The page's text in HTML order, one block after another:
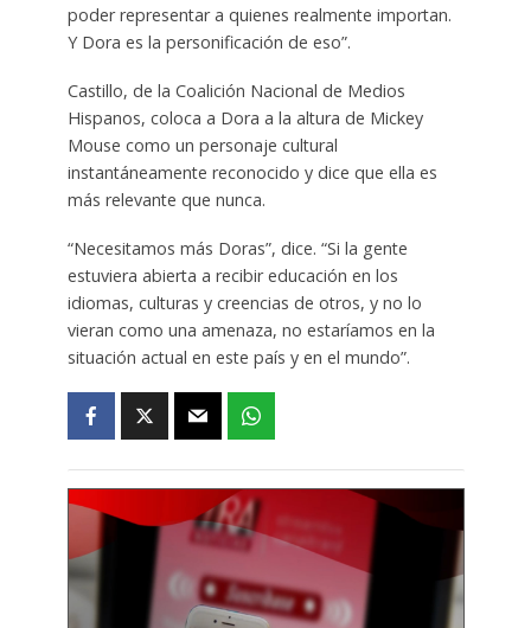
poder representar a quienes realmente importan.
Y Dora es la personificación de eso”.
Castillo, de la Coalición Nacional de Medios
Hispanos, coloca a Dora a la altura de Mickey
Mouse como un personaje cultural
instantáneamente reconocido y dice que ella es
más relevante que nunca.
“Necesitamos más Doras”, dice. “Si la gente
estuviera abierta a recibir educación en los
idiomas, culturas y creencias de otros, y no lo
vieran como una amenaza, no estaríamos en la
situación actual en este país y en el mundo”.